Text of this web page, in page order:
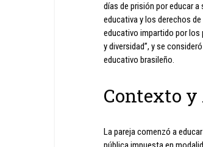
días de prisión por educar
educativa y los derechos
educativo impartido por los
y diversidad”, y se
educativo brasileño.
Contexto
La pareja comenzó a